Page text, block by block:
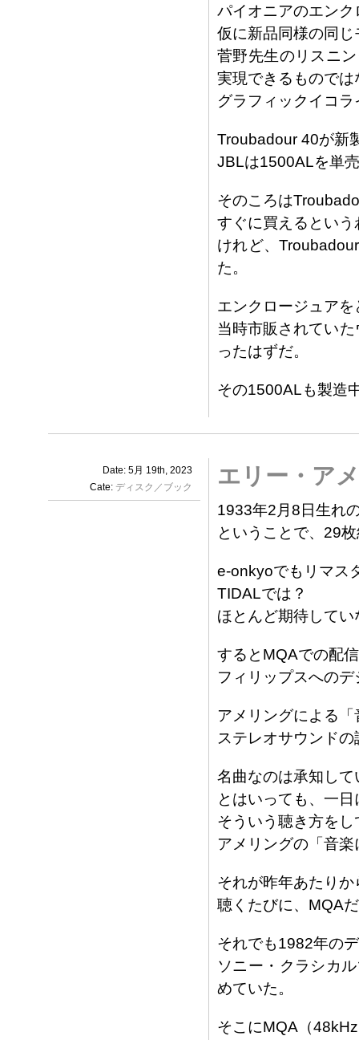
パイオニアのエン
仮に新品同様の同
菅野先生のリスニ
実現できるものでは
グラフィックイコ
Troubadour 40が新
JBLは1500ALを単
そのころは
すぐに買えるとい
けれど、
た。
エンクロージュア
当時市販されてい
ったはずだ。
その1500ALも製造
Date: 5月 19th, 2023
Cate: ディスク／ブック エリー・ア
1933年2月8日生れ
ということで、29
e-onkyoでもリマス
TIDALでは？
ほとんど期待して
するとMQAでの配
フィリップスへの
アメリングによる
ステレオサウンド
名曲なのは承知して
とはいっても、一
そういう聴き方を
アメリングの「音
それが昨年あたり
聴くたびに、MQA
それでも1982年の
ソニー・クラシカ
めていた。
そこにMQA（